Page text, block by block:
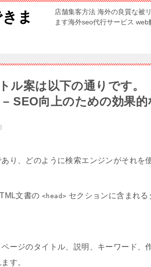
ま
店舗集客方法 海外の良質な被
ます海外seo代行サービス
ル案は以下の通りです
SEO向上のための効果的
り、どのように検索エンジンがそれを
文書の <head> セクションに含まれ
ページのタイトル、説明、キーワード、
す。